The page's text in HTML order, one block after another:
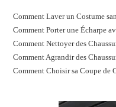
Comment Laver un Costume
Comment Porter une Écharpe
Comment Nettoyer des
Comment Agrandir des
Comment Choisir sa Coupe de